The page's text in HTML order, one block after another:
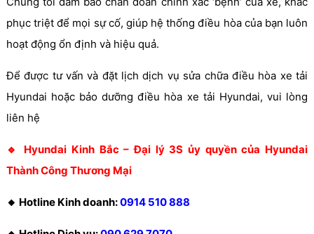
phục triệt để mọi sự cố, giúp hệ thống điều hòa của bạn luôn
hoạt động ổn định và hiệu quả.
Để được tư vấn và đặt lịch dịch vụ sửa chữa điều hòa xe tải
Hyundai hoặc bảo dưỡng điều hòa xe tải Hyundai, vui lòng
liên hệ
🔹 Hyundai Kinh Bắc – Đại lý 3S ủy quyền của Hyundai
Thành Công Thương Mại
🔸 Hotline Kinh doanh:0914 510 888